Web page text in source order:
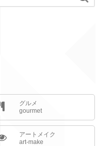
グルメ
gourmet
アートメイク
art-make